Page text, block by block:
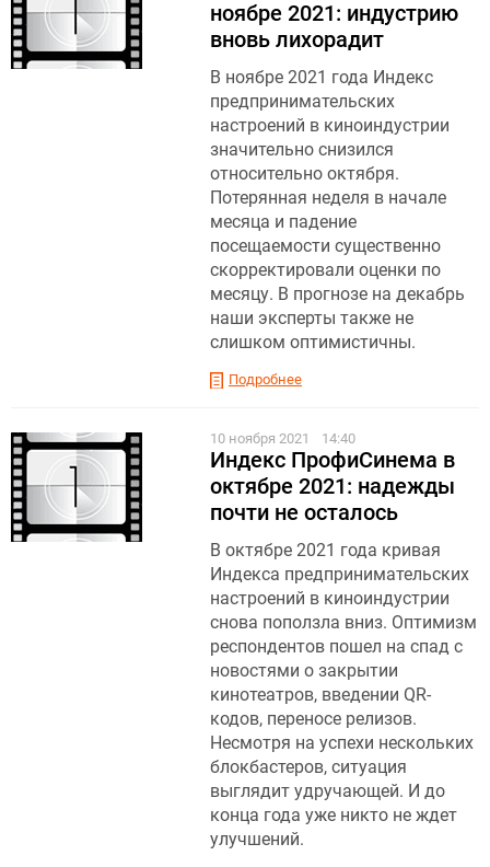
ноябре 2021: индустрию
вновь лихорадит
В ноябре 2021 года Индекс
предпринимательских
настроений в киноиндустрии
значительно снизился
относительно октября.
Потерянная неделя в начале
месяца и падение
посещаемости существенно
скорректировали оценки по
месяцу. В прогнозе на декабрь
наши эксперты также не
слишком оптимистичны.
Подробнее
10 ноября 2021 14:40
Индекс ПрофиСинема в
октябре 2021: надежды
почти не осталось
В октябре 2021 года кривая
Индекса предпринимательских
настроений в киноиндустрии
снова поползла вниз. Оптимизм
респондентов пошел на спад с
новостями о закрытии
кинотеатров, введении QR-
кодов, переносе релизов.
Несмотря на успехи нескольких
блокбастеров, ситуация
выглядит удручающей. И до
конца года уже никто не ждет
улучшений.